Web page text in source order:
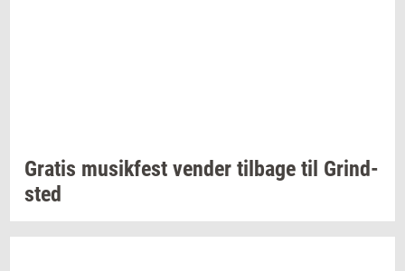
Gra­tis mu­sik­fest ven­der til­ba­ge til Grind­
sted